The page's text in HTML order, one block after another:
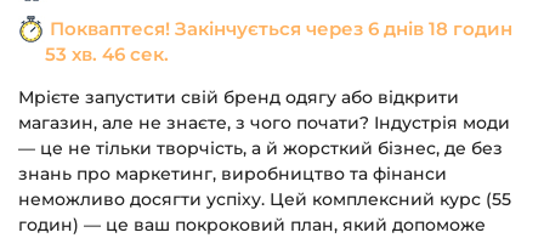
Покваптеся! Закінчується через 6 днів 18 годин
53 хв. 46 сек.
Мрієте запустити свій бренд одягу або відкрити
магазин, але не знаєте, з чого почати? Індустрія моди
— це не тільки творчість, а й жорсткий бізнес, де без
знань про маркетинг, виробництво та фінанси
неможливо досягти успіху. Цей комплексний курс (55
годин) — це ваш покроковий план, який допоможе